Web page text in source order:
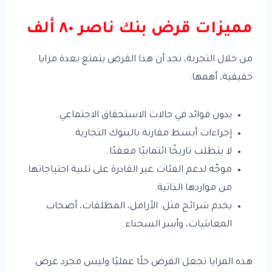
مميزات قرض بنك ناصر ٨٠ ألف
من خلال التجربة، نجد أن هذا القرض يتمتع بعدة مزايا
حقيقية، أهمها:
بدون فوائد في حالات الاستحقاق الاجتماعي.
إجراءات أبسط مقارنة بالبنوك التجارية.
لا يتطلب تاريخًا ائتمانيًا معقدًا.
موجّه لدعم الفئات غير القادرة على تلبية احتياجاتها
من مواردها الذاتية.
يخدم شرائح مثل: الأرامل، المطلقات، أصحاب
المعاشات، وأسر السجناء.
هذه المزايا تجعل القرض حلًا عمليًا وليس مجرد عرض